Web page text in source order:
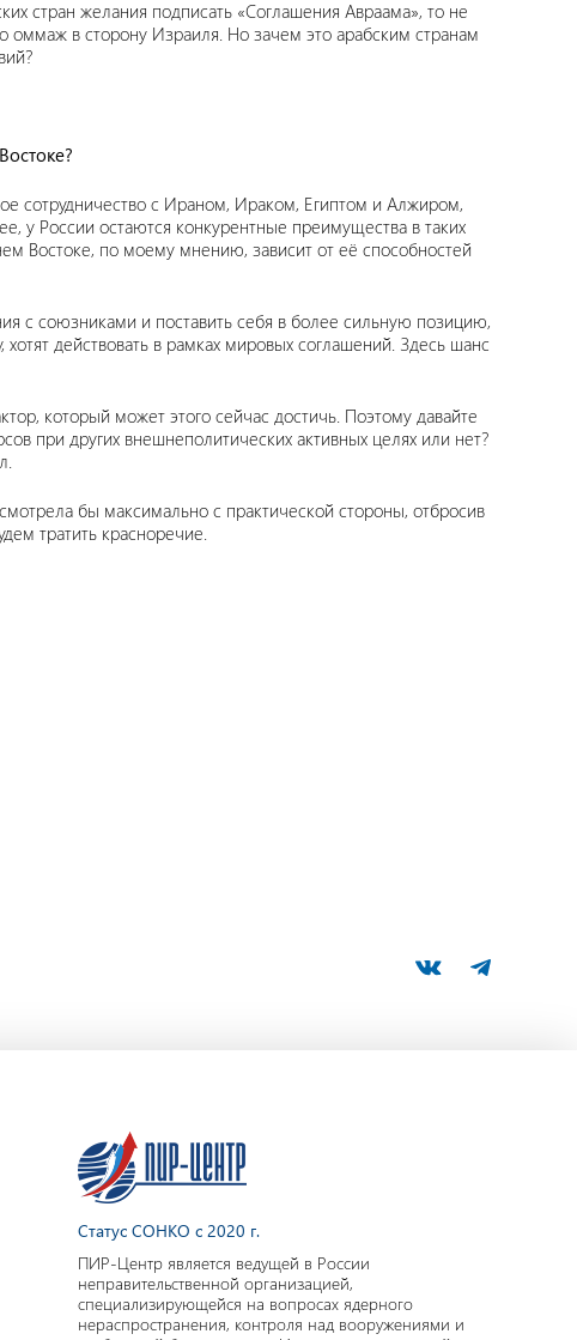
стран желания подписать «Соглашения Авраама», то не
оммаж в сторону Израиля. Но зачем это арабским странам
сотрудничество с Ираном, Ираком, Египтом и Алжиром,
у России остаются конкурентные преимущества в таких
Востоке, по моему мнению, зависит от её способностей
с союзниками и поставить себя в более сильную позицию,
действовать в рамках мировых соглашений. Здесь шанс
который может этого сейчас достичь. Поэтому давайте
при других внешнеполитических активных целях или нет?
бы максимально с практической стороны, отбросив
тратить красноречие.
Статус СОНКО с 2020 г.
ПИР-Центр является ведущей в России
неправительственной организацией,
специализирующейся на вопросах ядерного
нераспространения, контроля над вооружениями и